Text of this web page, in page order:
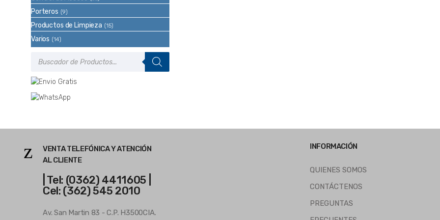
Porteros (9)
Productos de Limpieza (15)
Varios (14)
de
VENTA TELEFÓNICA Y ATENCIÓN
AL CLIENTE
| Tel: (0362) 4411605 |
Cel: (362) 545 2010
Av. San Martin 83 - C.P. H3500CIA.
INFORMACIÓN
QUIENES SOMOS
CONTÁCTENOS
PREGUNTAS